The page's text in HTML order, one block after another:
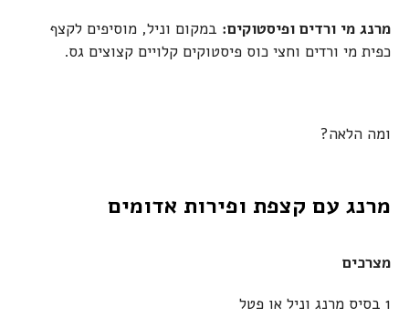
מרנג מי ורדים ופיסטוקים: במקום וניל, מוסיפים לקצף
כפית מי ורדים וחצי כוס פיסטוקים קלויים קצוצים גס.
ומה הלאה?
מרנג עם קצפת ופירות אדומים
מצרכים
1 בסיס מרנג וניל או פטל